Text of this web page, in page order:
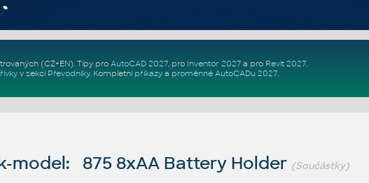
(CZ+EN). Tipy pro AutoCAD 2027, pro Inventor 2027a pro Revit 2027.
v sekci Převodníky. Kompletní příkazya proměnné AutoCADu 2027.
model: 875 8xAA Battery Holder (Součástky)